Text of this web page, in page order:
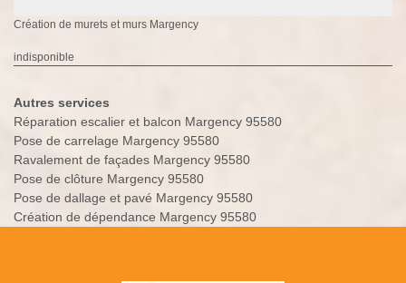
Création de murets et murs Margency
indisponible
Autres services
Réparation escalier et balcon Margency 95580
Pose de carrelage Margency 95580
Ravalement de façades Margency 95580
Pose de clôture Margency 95580
Pose de dallage et pavé Margency 95580
Création de dépendance Margency 95580